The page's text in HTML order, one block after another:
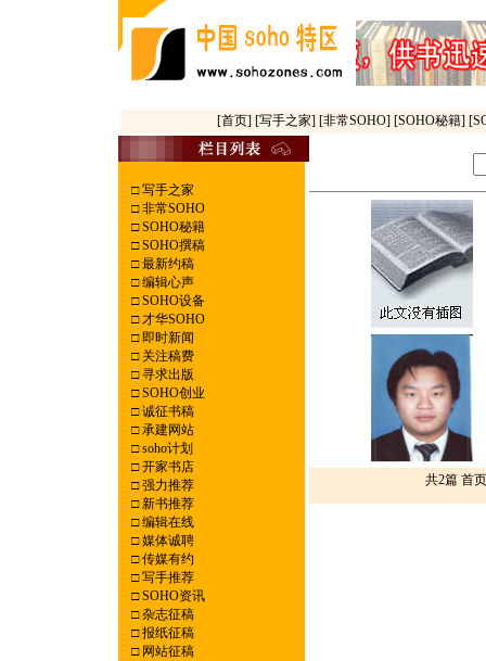
[首页] [写手之家] [非常SOHO] [SOHO秘籍]
□写手之家
□非常SOHO
□SOHO秘籍
□SOHO撰稿
□最新约稿
□编辑心声
□SOHO设备
□才华SOHO
□即时新闻
□关注稿费
□寻求出版
□SOHO创业
□诚征书稿
□承建网站
□soho计划
□开家书店
□强力推荐
□新书推荐
□编辑在线
□媒体诚聘
□传媒有约
□写手推荐
□SOHO资讯
□杂志征稿
□报纸征稿
□网站征稿
共2篇 首